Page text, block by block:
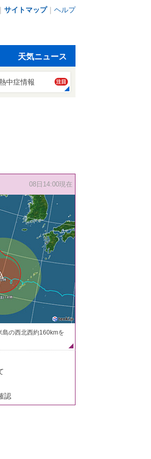
サイトマップ｜ ヘルプ
天気ニュース
中症情報 注目
08日14:00現在
の西北西約160kmを
認